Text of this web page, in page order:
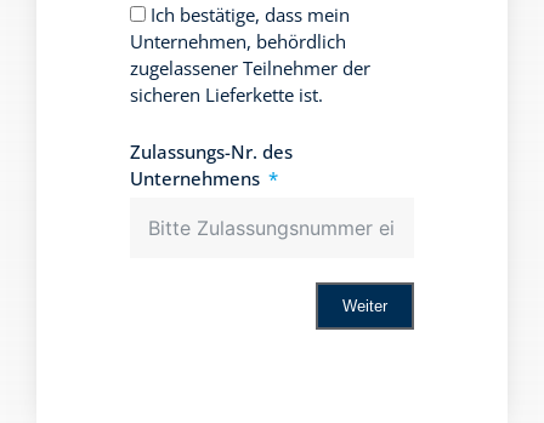
Ich bestätige, dass mein
Unternehmen, behördlich
zugelassener Teilnehmer der
sicheren Lieferkette ist.
Zulassungs-Nr. des
Unternehmens
Weiter